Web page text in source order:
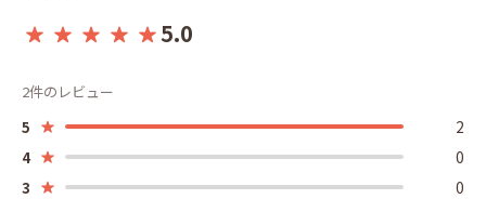
5.0
2件のレビュー
5
2
4 0
3 0